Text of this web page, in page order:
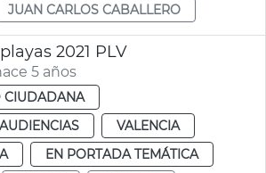
JUAN CARLOS CABALLERO
2021 PLV
5 años
CIUDADANA
VALENCIA
EN PORTADA TEMÁTICA